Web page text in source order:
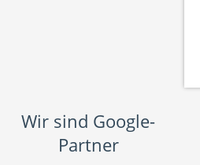
Wir sind Google-
Partner